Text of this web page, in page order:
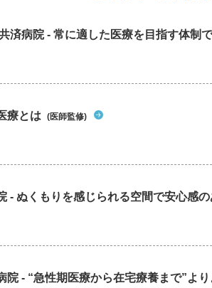
済病院 - 常に適した医療を目指す体制
療とは (医師監修)
- ぬくもりを感じられる空間で安心感
院 - “急性期医療から在宅療養まで”よ